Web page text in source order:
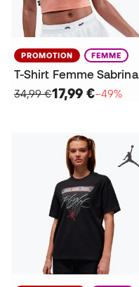
PROMOTION FEMME
T-Shirt Femme Sabrina
34,99 €17,99 €−49%